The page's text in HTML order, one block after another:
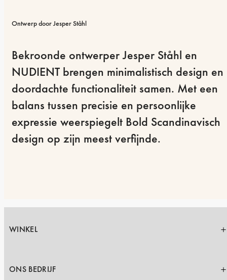
Ontwerp door Jesper Ståhl
Bekroonde ontwerper Jesper Ståhl en
NUDIENT brengen minimalistisch design en
doordachte functionaliteit samen. Met een
balans tussen precisie en persoonlijke
expressie weerspiegelt Bold Scandinavisch
design op zijn meest verfijnde.
WINKEL
ONS BEDRIJF